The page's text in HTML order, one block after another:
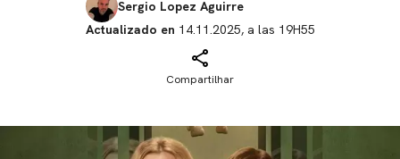
Sergio Lopez Aguirre
Actualizado en 14.11.2025, a las 19H55
Compartilhar